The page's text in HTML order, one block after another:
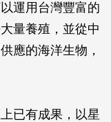
運用台灣豐富的
量養殖，並從中
應的海洋生物，
已有成果，以星